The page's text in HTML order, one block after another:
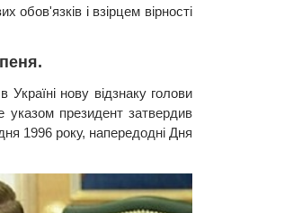
і взірцем вірності
нову відзнаку голови
президент затвердив
1996 року, напередодні Дня